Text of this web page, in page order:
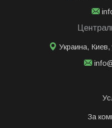
Украина,
За